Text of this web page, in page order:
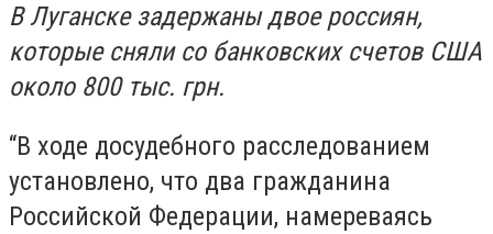
В Луганске задержаны двое россиян,
которые сняли со банковских счетов США
около 800 тыс. грн.
“В ходе досудебного расследованием
установлено, что два гражданина
Российской Федерации, намереваясь